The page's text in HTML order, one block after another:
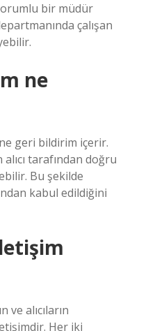
bir müdür
çalışan
ne
geri bildirim içerir.
tarafından doğru
Bu şekilde
kabul edildiğini
ve alıcıların
Her iki